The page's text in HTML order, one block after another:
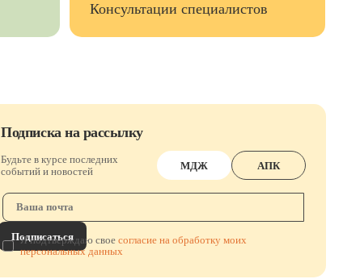
Консультации специалистов
Подписка на рассылку
Будьте в курсе последних
событий и новостей
МДЖ АПК
Подписаться
Я подтверждаю своесогласие на обработку моих
персональных данных